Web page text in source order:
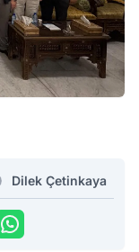
Dilek Çetinkaya